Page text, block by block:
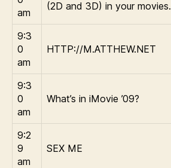
am
(2D and 3D) in your movies.
9:3
0
am
HTTP://M.ATTHEW.NET
9:3
0
am
What’s in iMovie ’09?
9:2
9
am
SEX ME